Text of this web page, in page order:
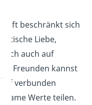
beschränkt sich
Liebe,
sich auch auf
. Mit Freunden kannst
tief verbunden
Werte teilen.